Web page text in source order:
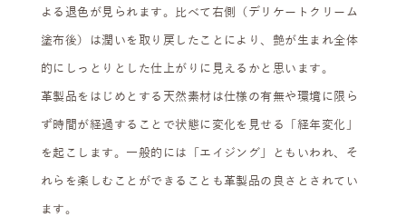
よる退色が見られます。比べて右側（デリケートクリーム
塗布後）は潤いを取り戻したことにより、艶が生まれ全体
的にしっとりとした仕上がりに見えるかと思います。
革製品をはじめとする天然素材は仕様の有無や環境に限ら
ず時間が経過することで状態に変化を見せる「経年変化」
を起こします。一般的には「エイジング」ともいわれ、そ
れらを楽しむことができることも革製品の良さとされてい
ます。